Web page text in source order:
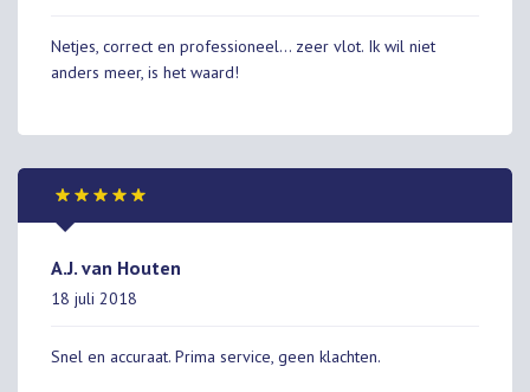
Netjes, correct en professioneel... zeer vlot. Ik wil niet
anders meer, is het waard!
A.J. van Houten
18 juli 2018
Snel en accuraat. Prima service, geen klachten.